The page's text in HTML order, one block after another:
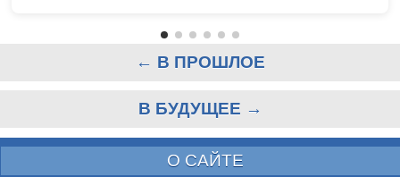
← В ПРОШЛОЕ
В БУДУЩЕЕ →
О САЙТЕ